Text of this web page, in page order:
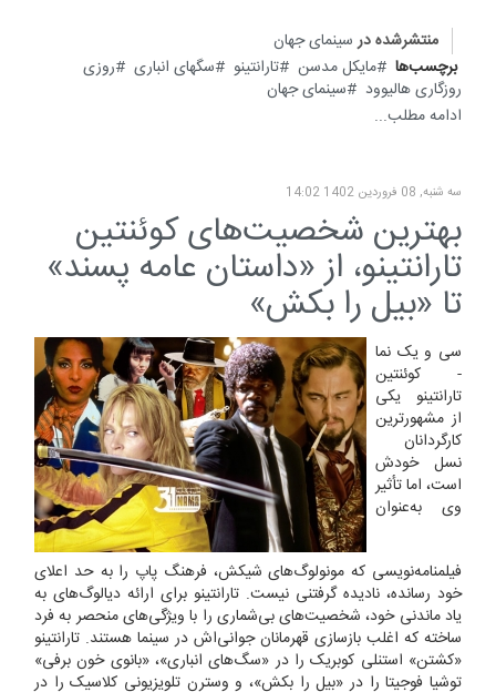
منتشرشده در سینمای جهان
برچسب‌ها
مایکل مدسن تارانتینو سگهای انباری
روزی
روزگاری هالیوود
سینمای جهان
ادامه مطلب...
سه شنبه, 08 فروردين 1402 14:02
بهترین شخصیت‌های کوئنتین
تارانتینو، از «داستان عامه پسند»
تا «بیل را بکش»
سی و یک نما
- کوئنتین
تارانتینو یکی
از مشهورترین
کارگردانان
نسل خودش
است، اما تأثیر
وی به‌عنوان
فیلمنامه‌نویسی که مونولوگ‌های شیکش، فرهنگ پاپ را به حد اعلای
خود رسانده، نادیده گرفتنی نیست. تارانتینو برای ارائه دیالوگ‌های به
یاد ماندنی خود، شخصیت‌های بی‌شماری را با ویژگی‌های منحصر به فرد
ساخته که اغلب بازسازی قهرمانان جوانی‌اش در سینما هستند. تارانتینو
«کشتن» استنلی کوبریک را در «سگ‌های انباری»، «بانوی خون برفی»
توشیا فوجیتا را در «بیل را بکش»، و وسترن تلویزیونی کلاسیک را در